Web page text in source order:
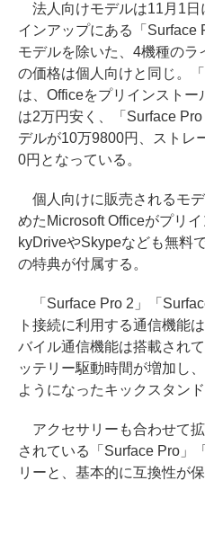
法人向けモデルは11月1日
インアップにある「Surface
モデルを除いた、4機種のラ
の価格は個人向けと同じ。
は、Officeをプリインスト
は2万円安く、「Surface
デルが10万9800円、ストレ
0円となっている。
個人向けに販売されるモ
めたMicrosoft Officeがプリ
kyDriveやSkypeなども無料
の特典が付属する。
「Surface Pro 2」「
ト接続に利用する通信機能
バイル通信機能は搭載され
ッテリー駆動時間が増加し
ようになったキックスタンド
アクセサリーも合わせて
されている「Surface Pro」
リーと、基本的に互換性が